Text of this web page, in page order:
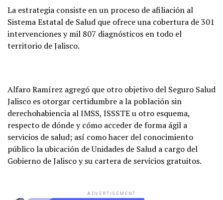
La estrategia consiste en un proceso de afiliación al
Sistema Estatal de Salud que ofrece una cobertura de 301
intervenciones y mil 807 diagnósticos en todo el
territorio de Jalisco.
Alfaro Ramírez agregó que otro objetivo del Seguro Salud
Jalisco es otorgar certidumbre a la población sin
derechohabiencia al IMSS, ISSSTE u otro esquema,
respecto de dónde y cómo acceder de forma ágil a
servicios de salud; así como hacer del conocimiento
público la ubicación de Unidades de Salud a cargo del
Gobierno de Jalisco y su cartera de servicios gratuitos.
ADVERTISEMENT